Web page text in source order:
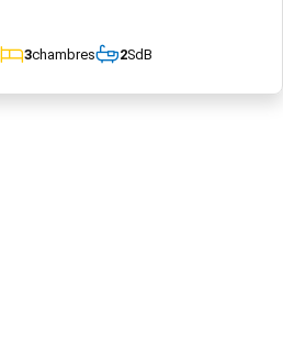
3chambres 2SdB